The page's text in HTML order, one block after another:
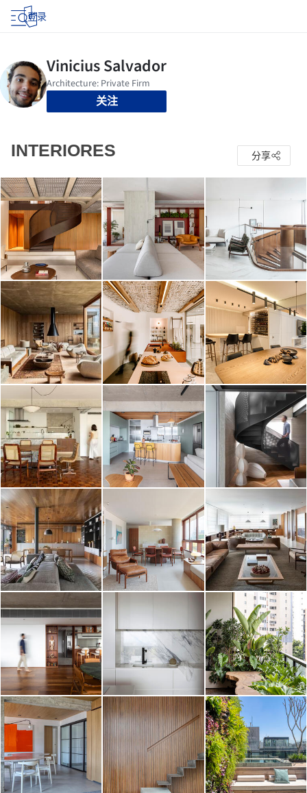
登录
关注
INTERIORES 分享